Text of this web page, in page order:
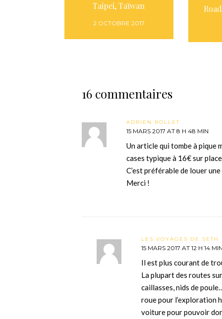
Taipei, Taïwan
2 OCTOBRE 2017
16 commentaires
ADRIEN ROLLET
15 MARS 2017 AT 8 H 48 MIN
Un article qui tombe à pique
cases typique à 16€ sur
C’est préférable de louer
Merci !
LES VOYAGES DE SETH
15 MARS 2017 AT 12 H 14
Il est plus courant de
La plupart des routes
caillasses, nids de
roue pour l’exploration
voiture pour pouvoir